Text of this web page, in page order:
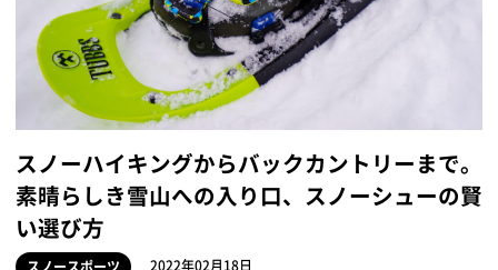
スノーハイキングからバックカントリーまで。
素晴らしき雪山への入り口、スノーシューの賢
い選び方